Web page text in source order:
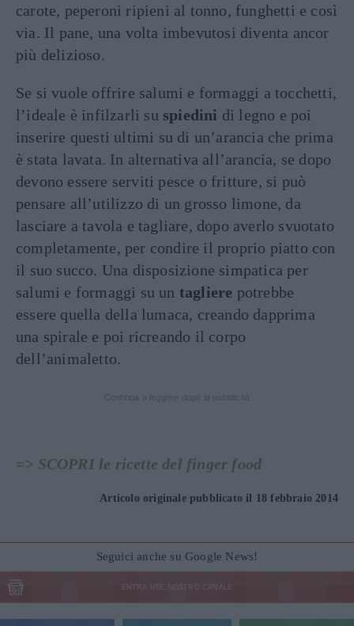
carote, peperoni ripieni al tonno, funghetti e così
via. Il pane, una volta imbevutosi diventa ancor
più delizioso.
Se si vuole offrire salumi e formaggi a tocchetti,
l’ideale è infilzarli su spiedini di legno e poi
inserire questi ultimi su di un’arancia che prima
è stata lavata. In alternativa all’arancia, se dopo
devono essere serviti pesce o fritture, si può
pensare all’utilizzo di un grosso limone, da
lasciare a tavola e tagliare, dopo averlo svuotato
completamente, per condire il proprio piatto con
il suo succo. Una disposizione simpatica per
salumi e formaggi su un tagliere potrebbe
essere quella della lumaca, creando dapprima
una spirale e poi ricreando il corpo
dell’animaletto.
=> SCOPRI le ricette del finger food
Articolo originale pubblicato il 18 febbraio 2014
Seguici anche su Google News!
ENTRA NEL NOSTRO CANALE